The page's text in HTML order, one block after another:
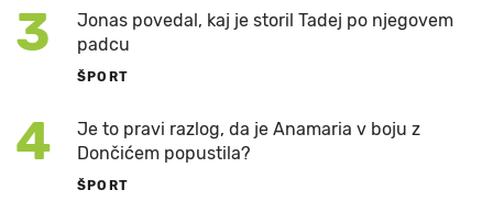
3
Jonas povedal, kaj je storil Tadej po njegovem
padcu
ŠPORT
4
Je to pravi razlog, da je Anamaria v boju z
Dončićem popustila?
ŠPORT